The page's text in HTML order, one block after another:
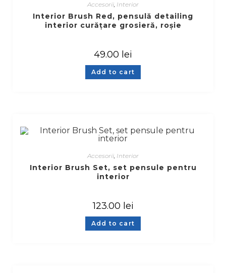
Accesorii, Interior
Interior Brush Red, pensulă detailing
interior curățare grosieră, roșie
49.00 lei
Add to cart
Accesorii, Interior
Interior Brush Set, set pensule pentru
interior
123.00 lei
Add to cart